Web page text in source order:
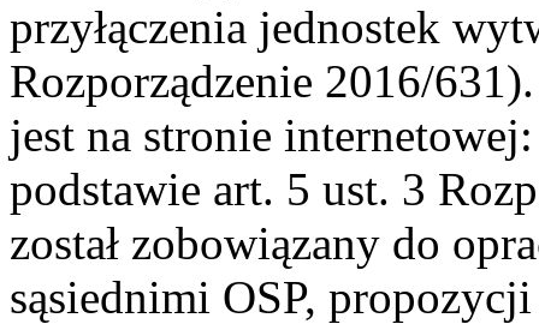
przyłączenia jednostek
Rozporządzenie 2016/
jest na stronie
podstawie art. 5 ust. 3
został zobowiązany do
sąsiednimi OSP,